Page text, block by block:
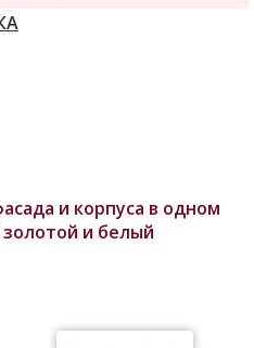
и корпуса в одном
и белый